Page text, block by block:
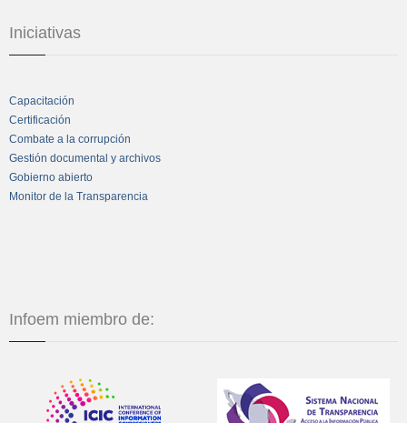
Iniciativas
Capacitación
Certificación
Combate a la corrupción
Gestión documental y archivos
Gobierno abierto
Monitor de la Transparencia
Infoem miembro de: